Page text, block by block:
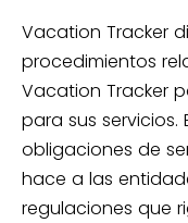
Vacation Tracker
procedimientos
Vacation Tracker
para sus servicios.
obligaciones de
hace a las
regulaciones que